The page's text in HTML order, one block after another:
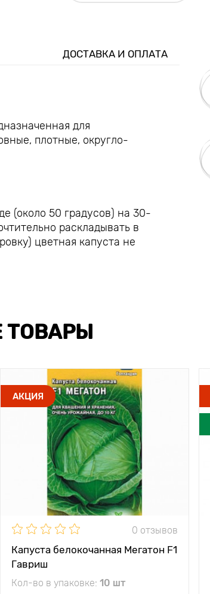
ДОСТАВКА И ОПЛАТА
для
плотные, округло-
(около 50 градусов) на 30-
раскладывать в
цветная капуста не
АКЦИЯ
0 отзывов
Капуста белокочанная Мегатон F1
Гавриш
Кол-во в упаковке: 10 шт